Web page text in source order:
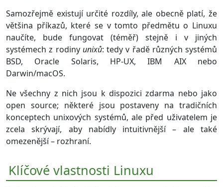
Samozřejmě existují určité rozdíly, ale obecně platí, že
většina příkazů, které se v tomto předmětu o Linuxu
naučíte, bude fungovat (téměř) stejně i v jiných
systémech z rodiny unixů: tedy v řadě různých systémů
BSD, Oracle Solaris, HP-UX, IBM AIX nebo
Darwin/macOS.
Ne všechny z nich jsou k dispozici zdarma nebo jako
open source; některé jsou postaveny na tradičních
konceptech unixových systémů, ale před uživatelem je
zcela skrývají, aby nabídly intuitivnější – ale také
omezenější – rozhraní.
Klíčové vlastnosti Linuxu